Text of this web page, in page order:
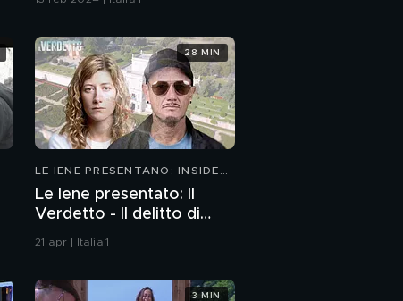
LE IENE PRESENTANO: INSIDE
Le Iene presentato: Il
Verdetto - Il delitto di
Villa Pamphili
21 apr | Italia 1
28 MIN
3 MIN